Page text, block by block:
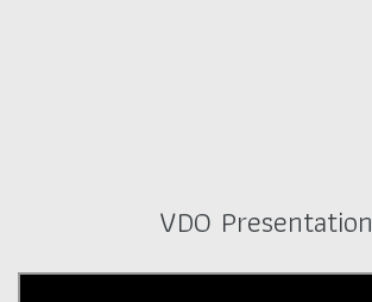
VDO Presentation